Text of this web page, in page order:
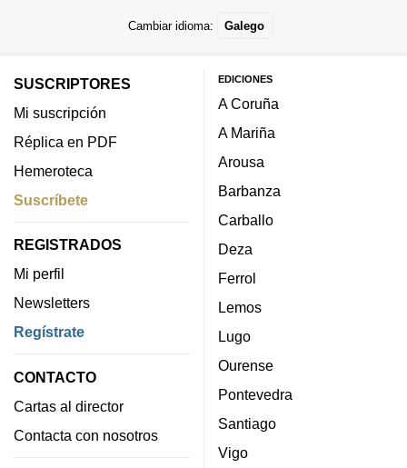
Cambiar idioma: Galego
SUSCRIPTORES
Mi suscripción
Réplica en PDF
Hemeroteca
Suscríbete
REGISTRADOS
Mi perfil
Newsletters
Regístrate
CONTACTO
Cartas al director
Contacta con nosotros
EDICIONES
A Coruña
A Mariña
Arousa
Barbanza
Carballo
Deza
Ferrol
Lemos
Lugo
Ourense
Pontevedra
Santiago
Vigo